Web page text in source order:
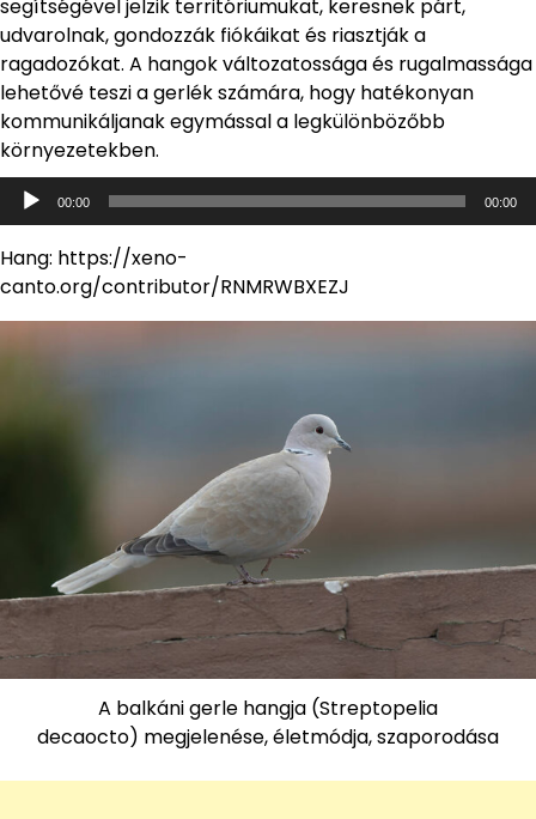
segítségével jelzik territóriumukat, keresnek párt,
udvarolnak, gondozzák fiókáikat és riasztják a
ragadozókat. A hangok változatossága és rugalmassága
lehetővé teszi a gerlék számára, hogy hatékonyan
kommunikáljanak egymással a legkülönbözőbb
környezetekben.
Audió
lejátszó
00:00 00:00
Hang: https://xeno-
canto.org/contributor/RNMRWBXEZJ
A balkáni gerle hangja (Streptopelia
decaocto) megjelenése, életmódja, szaporodása